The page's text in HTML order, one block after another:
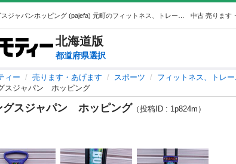
中古 売ります
北海道版
都道府県選択
ィー 売ります・あげます スポーツ フィットネス、トレ
スジャパン ホッピング
グスジャパン ホッピング （投稿ID : 1p824m）